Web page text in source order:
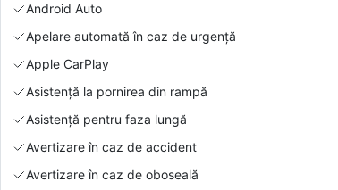
Android Auto
Apelare automată în caz de urgență
Apple CarPlay
Asistență la pornirea din rampă
Asistență pentru faza lungă
Avertizare în caz de accident
Avertizare în caz de oboseală